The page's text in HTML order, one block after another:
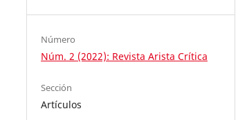
Número
Núm. 2 (2022): Revista Arista Crítica
Sección
Artículos